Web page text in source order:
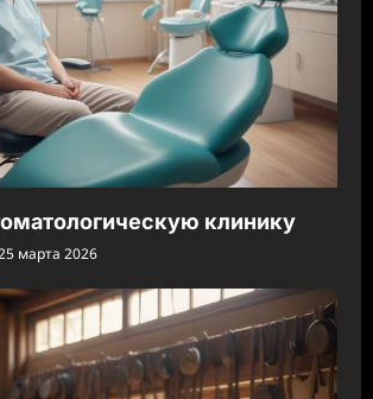
клинику
марта 2026